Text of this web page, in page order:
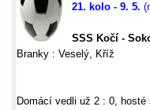
21. kolo - 9. 5.
SSS Kočí -
Branky : Veselý, Kříž
Domácí vedli už 2 : 0,